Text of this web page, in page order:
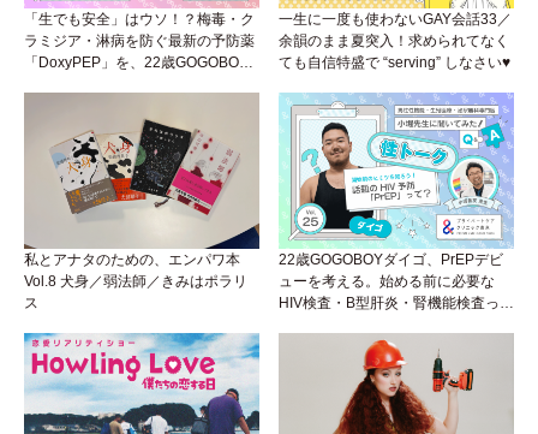
「生でも安全」はウソ！？梅毒・ク
ラミジア・淋病を防ぐ最新の予防薬
「DoxyPEP」を、22歳GOGOBOY
（Vol.26）
一生に一度も使わないGAY会話33／
余韻のまま夏突入！求められてなく
ても自信特盛で “serving” しなさい♥
私とアナタのための、エンパワ本
Vol.8 犬身／弱法師／きみはポラリ
ス
22歳GOGOBOYダイゴ、PrEPデビ
ューを考える。始める前に必要な
HIV検査・B型肝炎・腎機能検査っ
性トーク～聞きにくいことは小堀先
生に聞けばイイ！（Vol.25）